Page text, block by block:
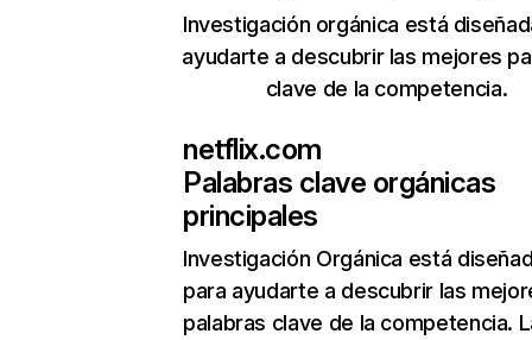
Investigación orgánica está
ayudarte a descubrir las mejores
clave de la competencia.
netflix.com
Palabras clave orgánicas
principales
Investigación Orgánica está
para ayudarte a descubrir las
palabras clave de la competencia.